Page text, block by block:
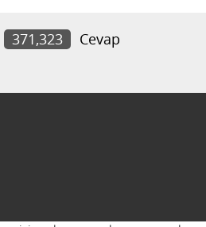
371,323
Cevap